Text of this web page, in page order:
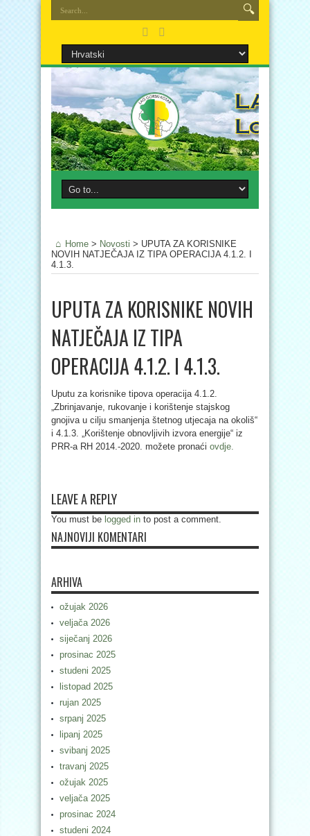
Home > Novosti > UPUTA ZA KORISNIKE
NOVIH NATJEČAJA IZ TIPA OPERACIJA 4.1.2. I
4.1.3.
UPUTA ZA KORISNIKE NOVIH
NATJEČAJA IZ TIPA
OPERACIJA 4.1.2. I 4.1.3.
Uputu za korisnike tipova operacija 4.1.2.
„Zbrinjavanje, rukovanje i korištenje stajskog
gnojiva u cilju smanjenja štetnog utjecaja na okoliš“
i 4.1.3. „Korištenje obnovljivih izvora energije“ iz
PRR-a RH 2014.-2020. možete pronaći ovdje.
LEAVE A REPLY
You must be logged in to post a comment.
NAJNOVIJI KOMENTARI
ARHIVA
ožujak 2026
veljača 2026
siječanj 2026
prosinac 2025
studeni 2025
listopad 2025
rujan 2025
srpanj 2025
lipanj 2025
svibanj 2025
travanj 2025
ožujak 2025
veljača 2025
prosinac 2024
studeni 2024